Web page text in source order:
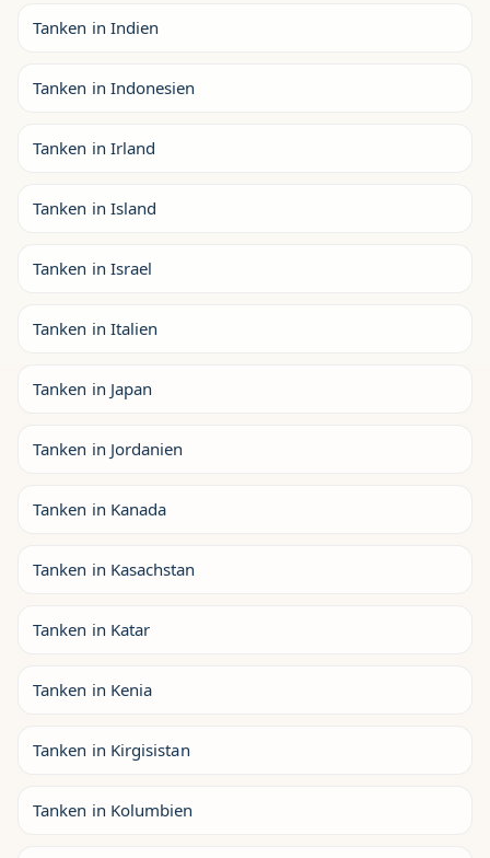
Tanken in Indien
Tanken in Indonesien
Tanken in Irland
Tanken in Island
Tanken in Israel
Tanken in Italien
Tanken in Japan
Tanken in Jordanien
Tanken in Kanada
Tanken in Kasachstan
Tanken in Katar
Tanken in Kenia
Tanken in Kirgisistan
Tanken in Kolumbien